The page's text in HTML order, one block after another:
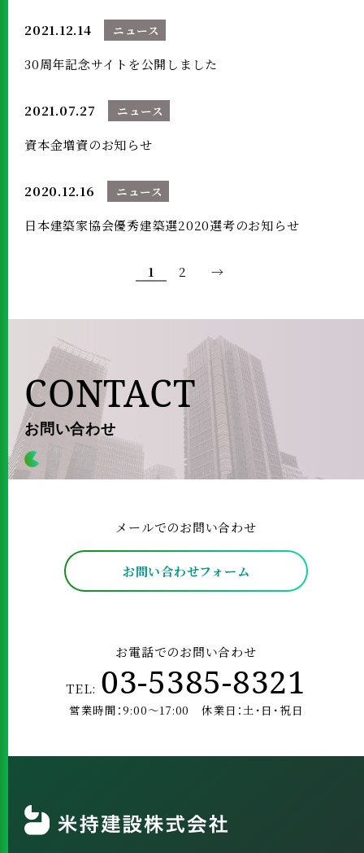
2021.12.14 ニュース
30周年記念サイトを公開しました
2021.07.27 ニュース
資本金増資のお知らせ
2020.12.16 ニュース
日本建築家協会優秀建築選2020選考のお知らせ
1 2 →
CONTACT
お問い合わせ
メールでのお問い合わせ
お問い合わせフォーム
お電話でのお問い合わせ
TEL: 03-5385-8321
営業時間：9:00～17:00 休業日：土･日･祝日